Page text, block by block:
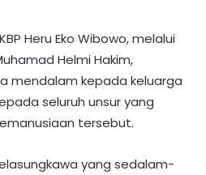
Heru Eko Wibowo, melalui
Helmi Hakim,
mendalam kepada keluarga
seluruh unsur yang
tersebut.
yang sedalam-